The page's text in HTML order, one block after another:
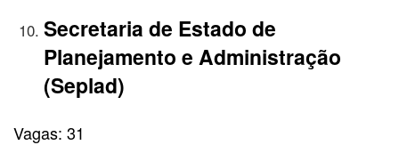
Secretaria de Estado de
Planejamento e Administração
(Seplad)
Vagas: 31